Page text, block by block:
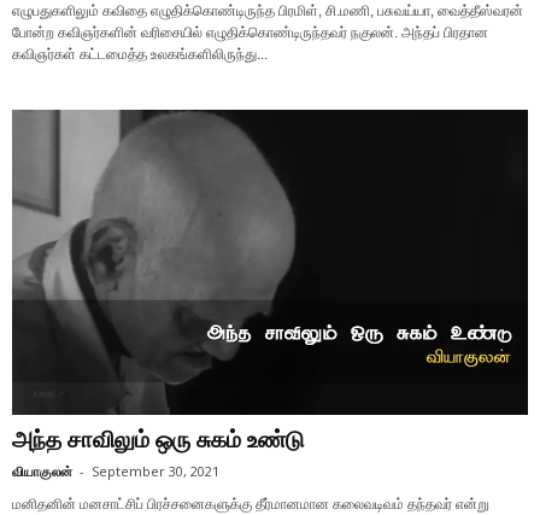
எழுபதுகளிலும் கவிதை எழுதிக்கொண்டிருந்த பிரமிள், சி.மணி, பசுவய்யா, வைத்தீஸ்வரன்
போன்ற கவிஞர்களின் வரிசையில் எழுதிக்கொண்டிருந்தவர் நகுலன். அந்தப் பிரதான
கவிஞர்கள் கட்டமைத்த உலகங்களிலிருந்து...
அந்த சாவிலும் ஒரு சுகம் உண்டு
வியாகுலன் - September 30, 2021
மனிதனின் மனசாட்சிப் பிரச்சனைகளுக்கு தீர்மானமான கலைவடிவம் தந்தவர் என்று